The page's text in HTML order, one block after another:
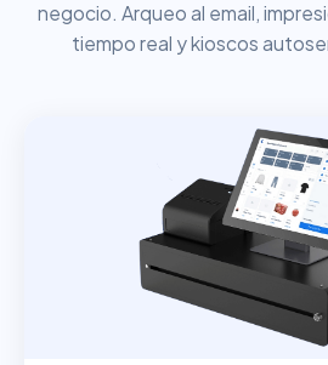
negocio. Arqueo al email,
tiempo real y kioscos